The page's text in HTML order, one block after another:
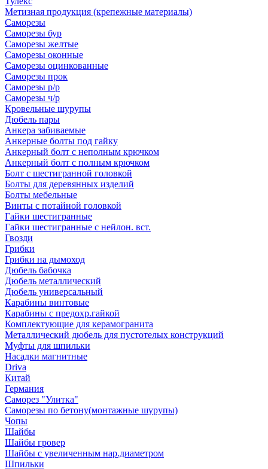
Метизная продукция (крепежные материалы)
Саморезы
Саморезы бур
Саморезы желтые
Саморезы оконные
Саморезы оцинкованные
Саморезы прок
Саморезы р/р
Саморезы ч/р
Кровельные шурупы
Дюбель пары
Анкера забиваемые
Анкерные болты под гайку
Анкерный болт с неполным крючком
Анкерный болт с полным крючком
Болт с шестигранной головкой
Болты для деревянных изделий
Болты мебельные
Винты с потайной головкой
Гайки шестигранные
Гайки шестигранные с нейлон. вст.
Гвозди
Грибки
Грибки на дымоход
Дюбель бабочка
Дюбель металлический
Дюбель универсальный
Карабины винтовые
Карабины с предохр.гайкой
Комплектующие для керамогранита
Металлический дюбель для пустотелых конструкций
Муфты для шпильки
Насадки магнитные
Driva
Китай
Германия
Саморез "Улитка"
Саморезы по бетону(монтажные шурупы)
Чопы
Шайбы
Шайбы гровер
Шайбы с увеличенным нар.диаметром
Шпильки